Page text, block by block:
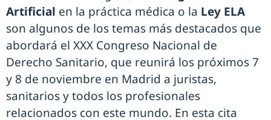
Artificial en la práctica médica o la Ley ELA
son algunos de los temas más destacados que
abordará el XXX Congreso Nacional de
Derecho Sanitario, que reunirá los próximos 7
y 8 de noviembre en Madrid a juristas,
sanitarios y todos los profesionales
relacionados con este mundo. En esta cita